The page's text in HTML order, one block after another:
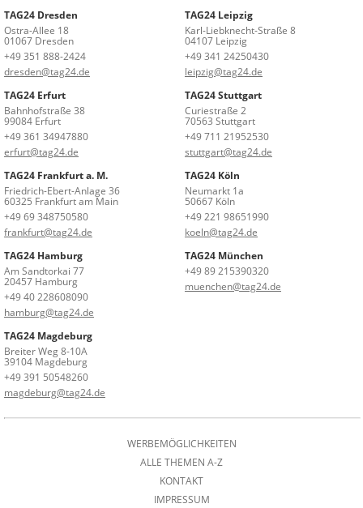
TAG24 Dresden
Ostra-Allee 18
01067 Dresden
+49 351 888-2424
dresden@tag24.de
TAG24 Leipzig
Karl-Liebknecht-Straße 8
04107 Leipzig
+49 341 24250430
leipzig@tag24.de
TAG24 Erfurt
Bahnhofstraße 38
99084 Erfurt
+49 361 34947880
erfurt@tag24.de
TAG24 Stuttgart
Curiestraße 2
70563 Stuttgart
+49 711 21952530
stuttgart@tag24.de
TAG24 Frankfurt a. M.
Friedrich-Ebert-Anlage 36
60325 Frankfurt am Main
+49 69 348750580
frankfurt@tag24.de
TAG24 Köln
Neumarkt 1a
50667 Köln
+49 221 98651990
koeln@tag24.de
TAG24 Hamburg
Am Sandtorkai 77
20457 Hamburg
+49 40 228608090
hamburg@tag24.de
TAG24 München
+49 89 215390320
muenchen@tag24.de
TAG24 Magdeburg
Breiter Weg 8-10A
39104 Magdeburg
+49 391 50548260
magdeburg@tag24.de
WERBEMÖGLICHKEITEN
ALLE THEMEN A-Z
KONTAKT
IMPRESSUM